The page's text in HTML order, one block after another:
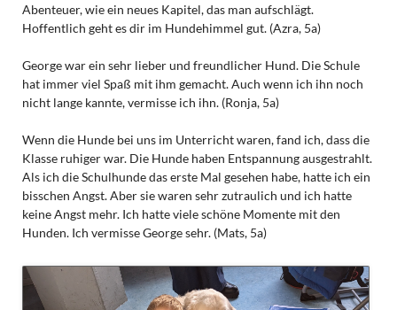
Abenteuer, wie ein neues Kapitel, das man aufschlägt.
Hoffentlich geht es dir im Hundehimmel gut. (Azra, 5a)
George war ein sehr lieber und freundlicher Hund. Die Schule
hat immer viel Spaß mit ihm gemacht. Auch wenn ich ihn noch
nicht lange kannte, vermisse ich ihn. (Ronja, 5a)
Wenn die Hunde bei uns im Unterricht waren, fand ich, dass die
Klasse ruhiger war. Die Hunde haben Entspannung ausgestrahlt.
Als ich die Schulhunde das erste Mal gesehen habe, hatte ich ein
bisschen Angst. Aber sie waren sehr zutraulich und ich hatte
keine Angst mehr. Ich hatte viele schöne Momente mit den
Hunden. Ich vermisse George sehr. (Mats, 5a)